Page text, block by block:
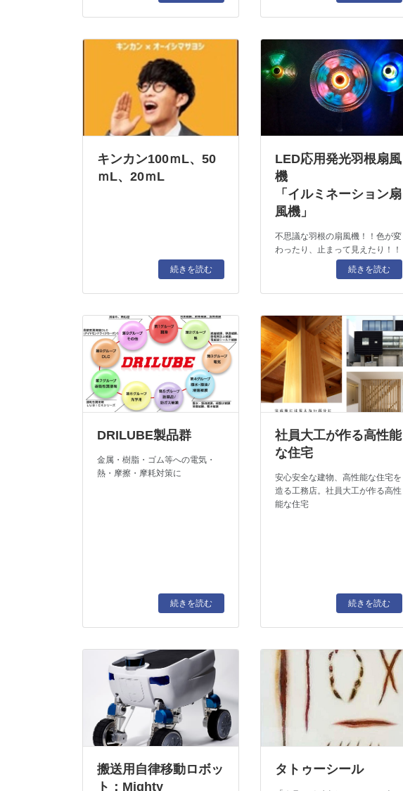
キンカン100ｍL、50
ｍL、20ｍL
続きを読む
LED応用発光羽根扇風
機
「イルミネーション扇
風機」
不思議な羽根の扇風機！！色が変
わったり、止まって見えたり！！
続きを読む
DRILUBE製品群
金属・樹脂・ゴム等への電気・
熱・摩擦・摩耗対策に
続きを読む
社員大工が作る高性能
な住宅
安心安全な建物、高性能な住宅を
造る工務店。社員大工が作る高性
能な住宅
続きを読む
搬送用自律移動ロボッ
ト：Mighty
タトゥーシール